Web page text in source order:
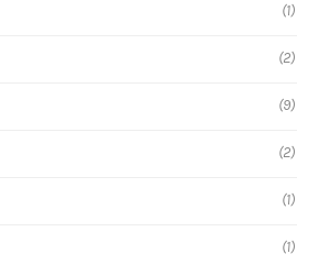
(1)
(2)
(9)
(2)
(1)
(1)